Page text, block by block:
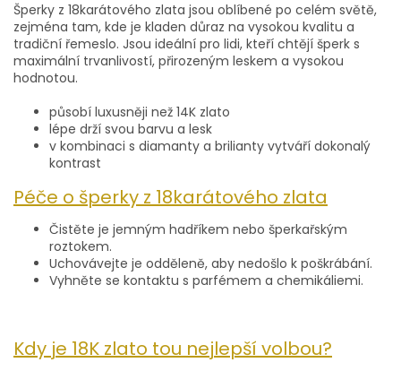
Šperky z 18karátového zlata jsou oblíbené po celém světě,
zejména tam, kde je kladen důraz na vysokou kvalitu a
tradiční řemeslo. Jsou ideální pro lidi, kteří chtějí šperk s
maximální trvanlivostí, přirozeným leskem a vysokou
hodnotou.
působí luxusněji než 14K zlato
lépe drží svou barvu a lesk
v kombinaci s diamanty a brilianty vytváří dokonalý
kontrast
Péče o šperky z 18karátového zlata
Čistěte je jemným hadříkem nebo šperkařským
roztokem.
Uchovávejte je odděleně, aby nedošlo k poškrábání.
Vyhněte se kontaktu s parfémem a chemikáliemi.
Kdy je 18K zlato tou nejlepší volbou?